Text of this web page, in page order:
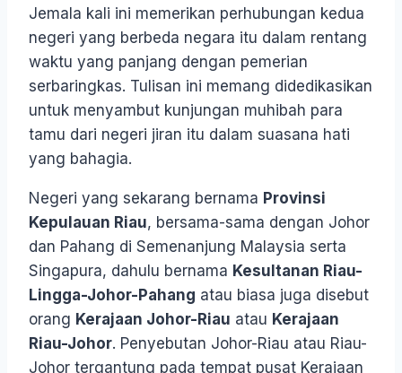
Jemala kali ini memerikan perhubungan kedua
negeri yang berbeda negara itu dalam rentang
waktu yang panjang dengan pemerian
serbaringkas. Tulisan ini memang didedikasikan
untuk menyambut kunjungan muhibah para
tamu dari negeri jiran itu dalam suasana hati
yang bahagia.
Negeri yang sekarang bernama Provinsi
Kepulauan Riau, bersama-sama dengan Johor
dan Pahang di Semenanjung Malaysia serta
Singapura, dahulu bernama Kesultanan Riau-
Lingga-Johor-Pahang atau biasa juga disebut
orang Kerajaan Johor-Riau atau Kerajaan
Riau-Johor. Penyebutan Johor-Riau atau Riau-
Johor tergantung pada tempat pusat Kerajaan